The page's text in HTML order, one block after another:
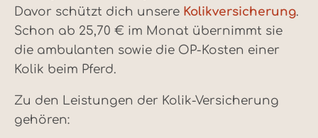
Davor schützt dich unsere Kolikversicherung.
Schon ab 25,70 € im Monat übernimmt sie
die ambulanten sowie die OP-Kosten einer
Kolik beim Pferd.
Zu den Leistungen der Kolik-Versicherung
gehören: